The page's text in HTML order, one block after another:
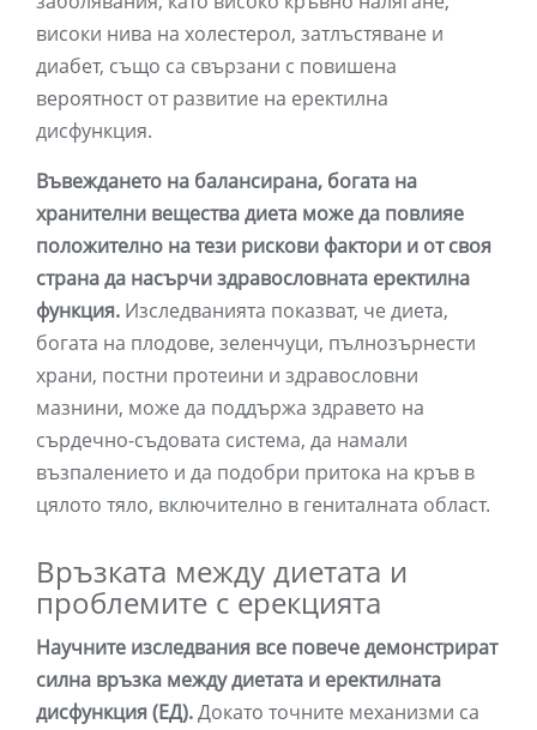
високи нива на холестерол, затлъстяване и
диабет, също са свързани с повишена
вероятност от развитие на еректилна
дисфункция.
Въвеждането на балансирана, богата на
хранителни вещества диета може да повлияе
положително на тези рискови фактори и от своя
страна да насърчи здравословната еректилна
функция. Изследванията показват, че диета,
богата на плодове, зеленчуци, пълнозърнести
храни, постни протеини и здравословни
мазнини, може да поддържа здравето на
сърдечно-съдовата система, да намали
възпалението и да подобри притока на кръв в
цялото тяло, включително в гениталната област.
Връзката между диетата и
проблемите с ерекцията
Научните изследвания все повече демонстрират
силна връзка между диетата и еректилната
дисфункция (ЕД).Докато точните механизми са